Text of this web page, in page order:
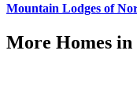
Mountain Lodges of
More Homes in